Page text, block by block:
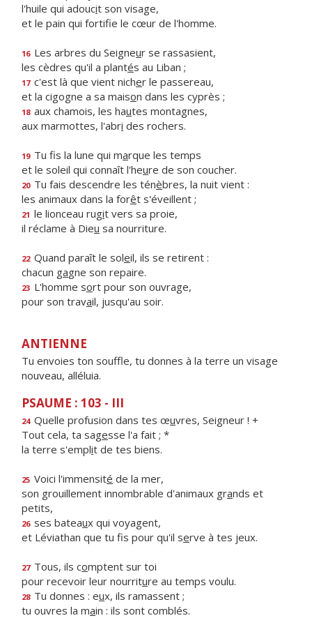
l'huile qui adoucit son visage,
et le pain qui fortife le cœur de l'homme.
16 Les arbres du Seigneur se rassasient,
les cèdres qu'il a plantés au Liban ;
17 c'est là que vient nicher le passereau,
et la cigogne a sa maison dans les cyprès ;
18 aux chamois, les hautes montagnes,
aux marmottes, l'abri des rochers.
19 Tu fis la lune qui marque les temps
et le soleil qui connaît l'heure de son coucher.
20 Tu fais descendre les ténèbres, la nuit vient :
les animaux dans la forêt s'éveillent ;
21 le lionceau rugit vers sa proie,
il réclame à Dieu sa nourriture.
22 Quand paraît le soleil, ils se retirent :
chacun gagne son repaire.
23 L'homme sort pour son ouvrage,
pour son travail, jusqu'au soir.
ANTIENNE
Tu envoies ton souffle, tu donnes à la terre un visage
nouveau, alléluia.
PSAUME : 103 - III
24 Quelle profusion dans tes œuvres, Seigneur ! +
Tout cela, ta sagesse l'a fait ; *
la terre s'emplit de tes biens.
25 Voici l'immensité de la mer,
son grouillement innombrable d'animaux grands et
petits,
26 ses bateaux qui voyagent,
et Léviathan que tu fis pour qu'il serve à tes jeux.
27 Tous, ils comptent sur toi
pour recevoir leur nourriture au temps voulu.
28 Tu donnes : eux, ils ramassent ;
tu ouvres la main : ils sont comblés.